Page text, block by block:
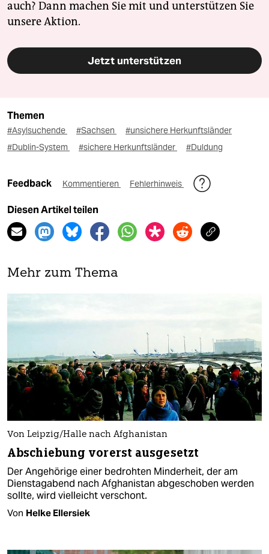
auch? Dann machen Sie mit und unterstützen Sie
unsere Aktion.
Jetzt unterstützen
Themen
#Asylsuchende #Sachsen
#unsichere Herkunftsländer
#Dublin-System
#sichere Herkunftsländer #Duldung
Feedback Kommentieren Fehlerhinweis
Diesen Artikel teilen
Mehr zum Thema
Von Leipzig/Halle nach Afghanistan
Abschiebung vorerst ausgesetzt
Der Angehörige einer bedrohten Minderheit, der am
Dienstagabend nach Afghanistan abgeschoben werden
sollte, wird vielleicht verschont.
Von Helke Ellersiek